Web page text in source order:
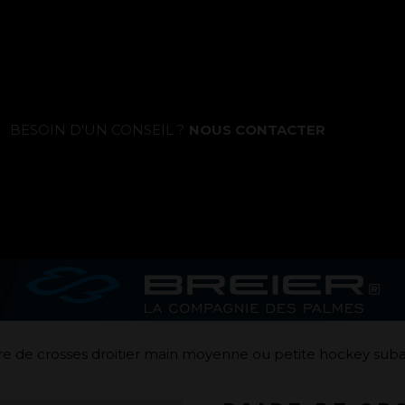
La marque
Comment nous voulons le faire
Comment nous innovons
Une histoire d'innovations - Saison 1 :
Genesis
BESOIN D'UN CONSEIL ? NOUS CONTACTER
de crosses droitier main moyenne ou petite hockey